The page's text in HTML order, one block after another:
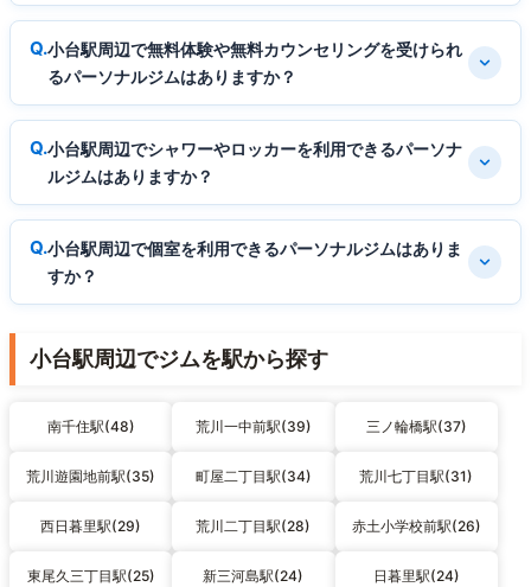
小台駅周辺で無料体験や無料カウンセリングを受けられ
るパーソナルジムはありますか？
小台駅周辺でシャワーやロッカーを利用できるパーソナ
ルジムはありますか？
小台駅周辺で個室を利用できるパーソナルジムはありま
すか？
小台駅周辺でジムを駅から探す
南千住駅(48) 荒川一中前駅(39) 三ノ輪橋駅(37)
荒川遊園地前駅(35) 町屋二丁目駅(34) 荒川七丁目駅(31)
西日暮里駅(29) 荒川二丁目駅(28) 赤土小学校前駅(26)
東尾久三丁目駅(25) 新三河島駅(24) 日暮里駅(24)